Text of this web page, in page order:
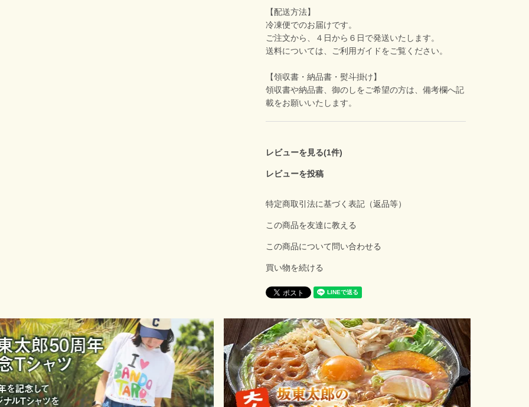
【配送方法】
冷凍便でのお届けです。
ご注文から、４日から６日で発送いたします。
送料については、ご利用ガイドをご覧ください。
【領収書・納品書・熨斗掛け】
領収書や納品書、御のしをご希望の方は、備考欄へ記
載をお願いいたします。
レビューを見る(1件)
レビューを投稿
特定商取引法に基づく表記（返品等）
この商品を友達に教える
この商品について問い合わせる
買い物を続ける